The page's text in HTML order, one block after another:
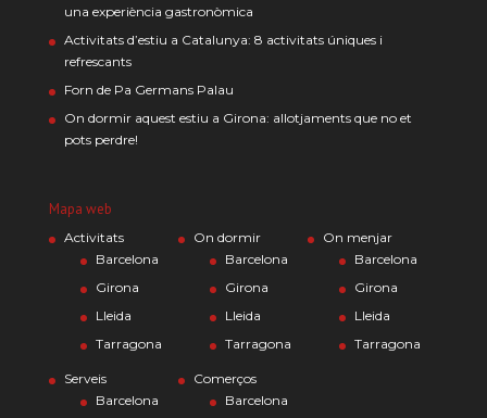
una experiència gastronòmica
Activitats d’estiu a Catalunya: 8 activitats úniques i
refrescants
Forn de Pa Germans Palau
On dormir aquest estiu a Girona: allotjaments que no et
pots perdre!
Mapa web
Activitats
Barcelona
Girona
Lleida
Tarragona
On dormir
Barcelona
Girona
Lleida
Tarragona
On menjar
Barcelona
Girona
Lleida
Tarragona
Serveis
Barcelona
Comerços
Barcelona